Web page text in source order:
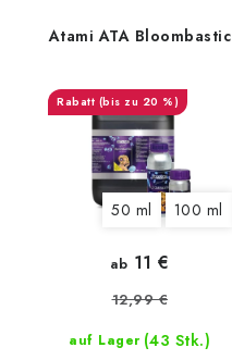
Atami ATA Bloombastic
(bis zu 20 %)
50 ml 100 ml
auf Lager (43 Stk.)
ab 11 €
12,99 €